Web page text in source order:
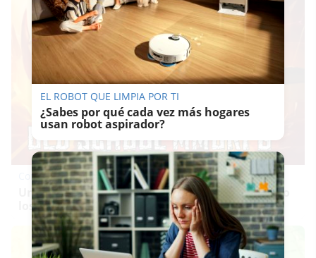
Corepunk MMORPG
Un verdadero MMORPG de la vieja escuela ¡Cómo
los de antes, pero mejor!
EL ROBOT QUE LIMPIA POR TI
¿Sabes por qué cada vez más hogares
usan robot aspirador?